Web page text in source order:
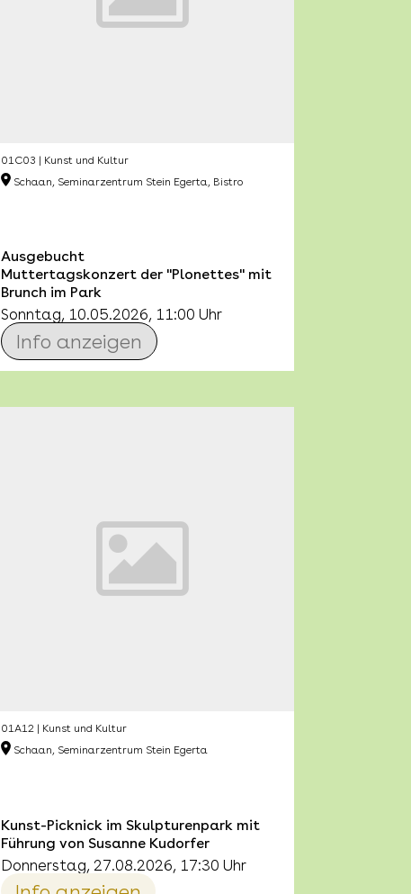
01C03 | Kunst und Kultur
Schaan, Seminarzentrum Stein Egerta, Bistro
Ausgebucht
Muttertagskonzert der "Plonettes" mit
Brunch im Park
Sonntag, 10.05.2026, 11:00 Uhr
Info anzeigen
01A12 | Kunst und Kultur
Schaan, Seminarzentrum Stein Egerta
Kunst-Picknick im Skulpturenpark mit
Führung von Susanne Kudorfer
Donnerstag, 27.08.2026, 17:30 Uhr